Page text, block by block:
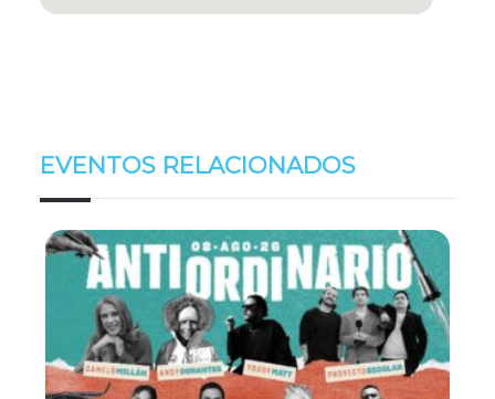
EVENTOS RELACIONADOS